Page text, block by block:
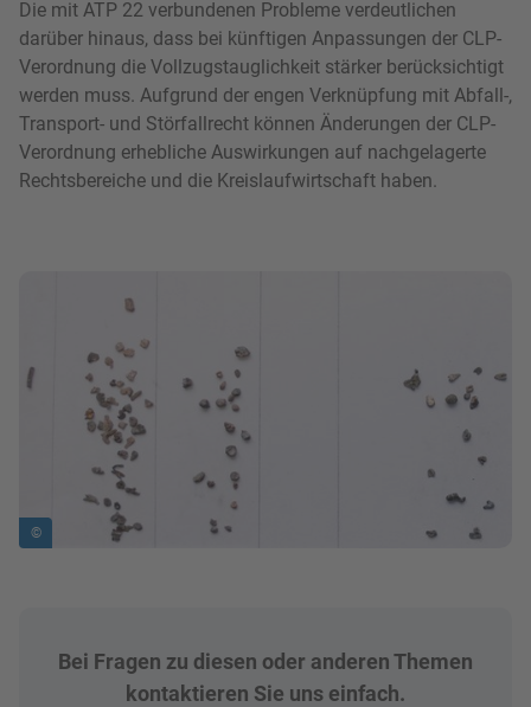
Die mit ATP 22 verbundenen Probleme verdeutlichen
darüber hinaus, dass bei künftigen Anpassungen der CLP-
Verordnung die Vollzugstauglichkeit stärker berücksichtigt
werden muss. Aufgrund der engen Verknüpfung mit Abfall-,
Transport- und Störfallrecht können Änderungen der CLP-
Verordnung erhebliche Auswirkungen auf nachgelagerte
Rechtsbereiche und die Kreislaufwirtschaft haben.
©
Bei Fragen zu diesen oder anderen Themen
kontaktieren Sie uns einfach.